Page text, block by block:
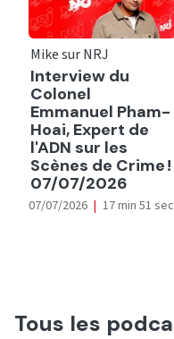
Mike sur NRJ
Interview du
Colonel
Emmanuel Pham-
Hoai, Expert de
l'ADN sur les
Scènes de Crime !
07/07/2026
07/07/2026 | 17 min 51 sec
Tous les